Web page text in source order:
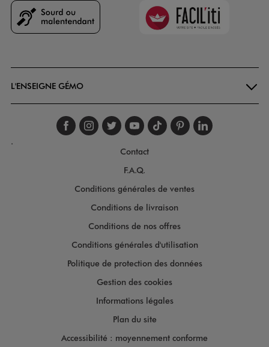
Faciliti
L'ENSEIGNE GÉMO
Suivez-nous sur
Suivez-nous sur
Suivez-nous sur
Suivez-nous
Suivez-nous
Suivez-
.
Contact
F.A.Q.
Conditions générales de ventes
Conditions de livraison
Conditions de nos offres
Conditions générales d'utilisation
Politique de protection des données
Gestion des cookies
Informations légales
Plan du site
Accessibilité : moyennement conforme